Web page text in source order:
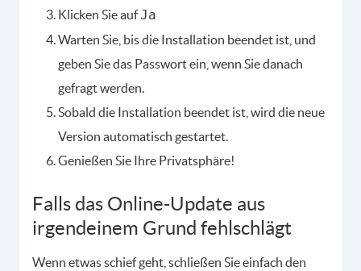
Klicken Sie aufJa
Warten Sie, bis die Installation beendet ist, und
geben Sie das Passwort ein, wenn Sie danach
gefragt werden.
Sobald die Installation beendet ist, wird die neue
Version automatisch gestartet.
Genießen Sie Ihre Privatsphäre!
Falls das Online-Update aus
irgendeinem Grund fehlschlägt
Wenn etwas schief geht, schließen Sie einfach den